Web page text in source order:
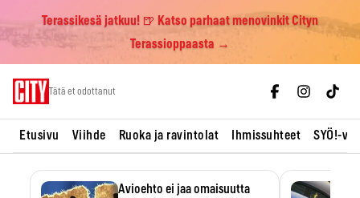
Terassikesä jatkuu! 🍺 Katso parhaat menovinkit Cityn
Terassioppaasta →
Tätä et odottanut
Etusivu Viihde Ruoka ja ravintolat Ihmissuhteet SYÖ!-
Avioehto ei jaa omaisuutta